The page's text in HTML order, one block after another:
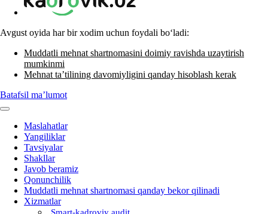
Avgust oyida har bir хodim uchun foydali boʻladi:
Muddatli mehnat shartnomasini doimiy ravishda uzaytirish
mumkinmi
Mehnat ta’tilining davomiyligini qanday hisoblash kerak
Batafsil ma’lumot
Maslahatlar
Yangiliklar
Tavsiyalar
Shakllar
Javob beramiz
Qonunchilik
Muddatli mehnat shartnomasi qanday bekor qilinadi
Xizmatlar